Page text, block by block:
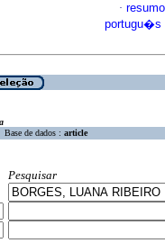
·
portugu�s
Base de dados : article
Pesquisar